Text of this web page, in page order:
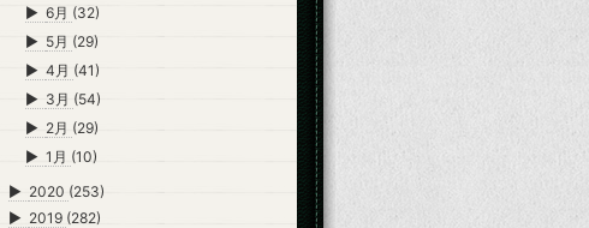
►6月 (32)
► 5月 (29)
►4月 (41)
► 3月 (54)
► 2月 (29)
►1月 (10)
► 2020 (253)
► 2019 (282)